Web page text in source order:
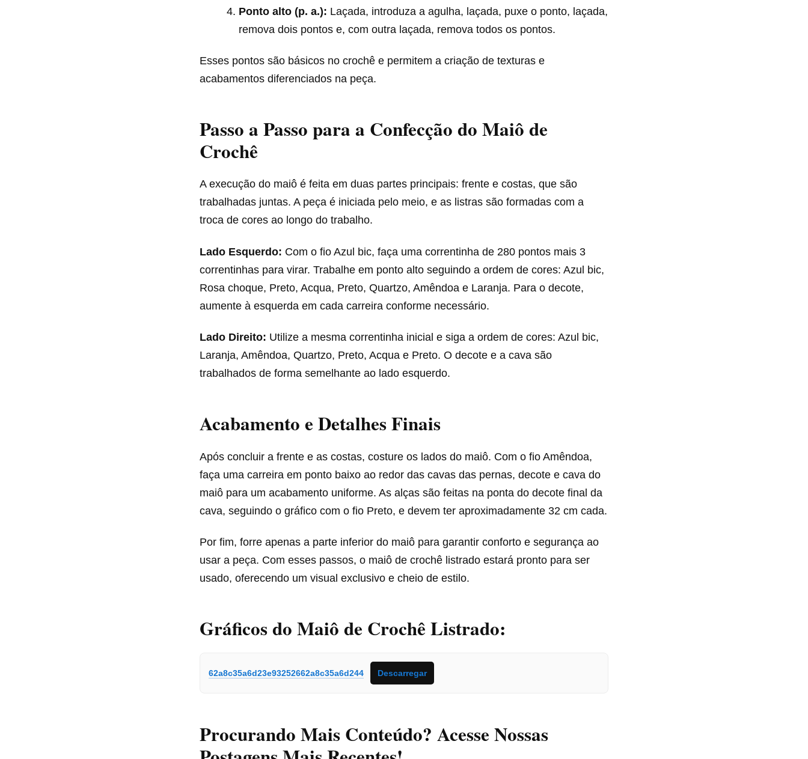
Ponto alto (p. a.): Laçada, introduza a agulha, laçada, puxe o ponto, laçada,
remova dois pontos e, com outra laçada, remova todos os pontos.
Esses pontos são básicos no crochê e permitem a criação de texturas e
acabamentos diferenciados na peça.
Passo a Passo para a Confecção do Maiô de
Crochê
A execução do maiô é feita em duas partes principais: frente e costas, que são
trabalhadas juntas. A peça é iniciada pelo meio, e as listras são formadas com a
troca de cores ao longo do trabalho.
Lado Esquerdo: Com o fio Azul bic, faça uma correntinha de 280 pontos mais 3
correntinhas para virar. Trabalhe em ponto alto seguindo a ordem de cores: Azul bic,
Rosa choque, Preto, Acqua, Preto, Quartzo, Amêndoa e Laranja. Para o decote,
aumente à esquerda em cada carreira conforme necessário.
Lado Direito: Utilize a mesma correntinha inicial e siga a ordem de cores: Azul bic,
Laranja, Amêndoa, Quartzo, Preto, Acqua e Preto. O decote e a cava são
trabalhados de forma semelhante ao lado esquerdo.
Acabamento e Detalhes Finais
Após concluir a frente e as costas, costure os lados do maiô. Com o fio Amêndoa,
faça uma carreira em ponto baixo ao redor das cavas das pernas, decote e cava do
maiô para um acabamento uniforme. As alças são feitas na ponta do decote final da
cava, seguindo o gráfico com o fio Preto, e devem ter aproximadamente 32 cm cada.
Por fim, forre apenas a parte inferior do maiô para garantir conforto e segurança ao
usar a peça. Com esses passos, o maiô de crochê listrado estará pronto para ser
usado, oferecendo um visual exclusivo e cheio de estilo.
Gráficos do Maiô de Crochê Listrado:
62a8c35a6d23e93252662a8c35a6d244 Descarregar
Procurando Mais Conteúdo? Acesse Nossas